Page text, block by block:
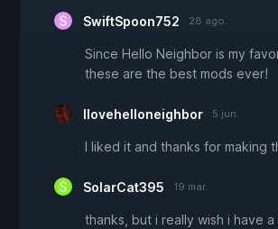
SwiftSpoon752 28 ago.
Since Hello Neighbor is my
these are the best mods ever!
Ilovehelloneighbor 5 jun.
I liked it and thanks for making
SolarCat395 19 mar.
thanks, but i really wish i have a